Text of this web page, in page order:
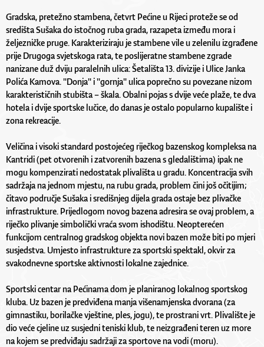
Gradska, pretežno stambena, četvrt Pećine u Rijeci proteže se od
središta Sušaka do istočnog ruba grada, razapeta između mora i
željezničke pruge. Karakteriziraju je stambene vile u zelenilu izgrađene
prije Drugoga svjetskoga rata, te poslijeratne stambene zgrade
nanizane duž dviju paralelnih ulica: Šetališta 13. divizije i Ulice Janka
Polića Kamova. "Donja" i "gornja" ulica poprečno su povezane nizom
karakterističnih stubišta – škala. Obalni pojas s dvije veće plaže, te dva
hotela i dvije sportske lučice, do danas je ostalo popularno kupalište i
zona rekreacije.
Veličina i visoki standard postojećeg riječkog bazenskog kompleksa na
Kantridi (pet otvorenih i zatvorenih bazena s gledalištima) ipak ne
mogu kompenzirati nedostatak plivališta u gradu. Koncentracija svih
sadržaja na jednom mjestu, na rubu grada, problem čini još očitijim;
čitavo područje Sušaka i središnjeg dijela grada ostaje bez plivačke
infrastrukture. Prijedlogom novog bazena adresira se ovaj problem, a
riječko plivanje simbolički vraća svom ishodištu. Neopterećen
funkcijom centralnog gradskog objekta novi bazen može biti po mjeri
susjedstva. Umjesto infrastrukture za sportski spektakl, okvir za
svakodnevne sportske aktivnosti lokalne zajednice.
Sportski centar na Pećinama dom je planiranog lokalnog sportskog
kluba. Uz bazen je predviđena manja višenamjenska dvorana (za
gimnastiku, borilačke vještine, ples, jogu), te prostrani vrt. Plivalište je
dio veće cjeline uz susjedni teniski klub, te neizgrađeni teren uz more
na kojem se predviđaju sadržaji za sportove na vodi (moru).